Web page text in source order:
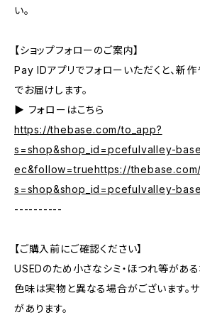
い。
【ショップフォローのご案内】
Pay IDアプリでフォローいただくと、新
でお届けします。
▶︎ フォローはこちら
https://thebase.com/to_app?
s=shop&shop_id=pcefulvalley-
ec&follow=truehttps://
s=shop&shop_id=pcefulvalley-
----------
【ご購入前にご確認ください】
USEDのため小さなシミ・ほつれ等がある
色味は実物と異なる場合がございます。
があります。